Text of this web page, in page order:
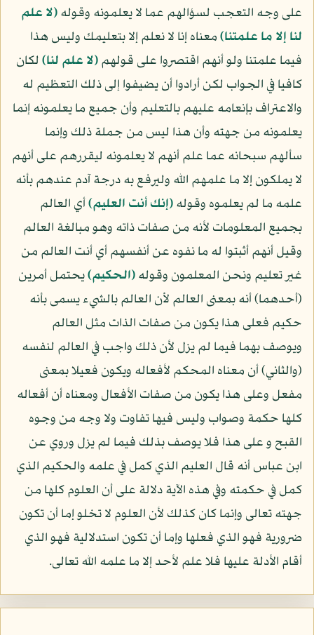
على وجه التعجب لسؤالهم عما لا يعلمونه وقوله﴿لا علم
لنا إلا ما علمتنا﴾معناه إنا لا نعلم إلا بتعليمك وليس هذا
فيما علمتنا ولو أنهم اقتصروا على قولهم﴿لا علم لنا﴾لكان
كافيا في الجواب لكن أرادوا أن يضيفوا إلى ذلك التعظيم له
والاعتراف بإنعامه عليهم بالتعليم وأن جميع ما يعلمونه إنما
يعلمونه من جهته وأن هذا ليس من جملة ذلك وإنما
سألهم سبحانه عما علم أنهم لا يعلمونه ليقررهم على أنهم
لا يملكون إلا ما علمهم الله وليرفع به درجة آدم عندهم بأنه
علمه ما لم يعلموه وقوله﴿إنك أنت العليم﴾أي العالم
بجميع المعلومات لأنه من صفات ذاته وهو مبالغة العالم
وقيل أنهم أثبتوا له ما نفوه عن أنفسهم أي أنت العالم من
غير تعليم ونحن المعلمون وقوله﴿الحكيم﴾يحتمل أمرين
(أحدهما) أنه بمعنى العالم لأن العالم بالشيء يسمى بأنه
حكيم فعلى هذا يكون من صفات الذات مثل العالم
ويوصف بهما فيما لم يزل لأن ذلك واجب في العالم لنفسه
(والثاني) أن معناه المحكم لأفعاله ويكون فعيلا بمعنى
مفعل وعلى هذا يكون من صفات الأفعال ومعناه أن أفعاله
كلها حكمة وصواب وليس فيها تفاوت ولا وجه من وجوه
القبح و على هذا فلا يوصف بذلك فيما لم يزل وروي عن
ابن عباس أنه قال العليم الذي كمل في علمه والحكيم الذي
كمل في حكمته وفي هذه الآية دلالة على أن العلوم كلها من
جهته تعالى وإنما كان كذلك لأن العلوم لا تخلو إما أن تكون
ضرورية فهو الذي فعلها وإما أن تكون استدلالية فهو الذي
أقام الأدلة عليها فلا علم لأحد إلا ما علمه الله تعالى.